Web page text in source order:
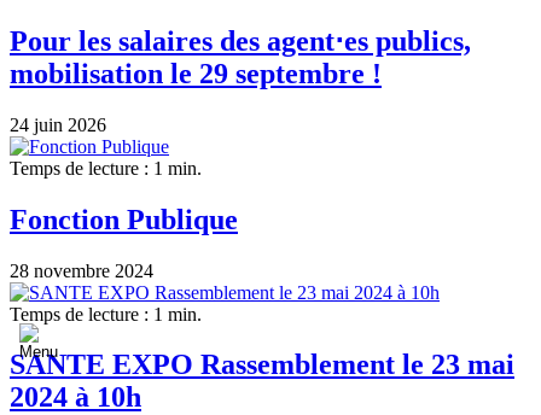
Pour les salaires des agent⋅es publics,
mobilisation le 29 septembre !
24 juin 2026
Temps de lecture : 1 min.
Fonction Publique
28 novembre 2024
Temps de lecture : 1 min.
SANTE EXPO Rassemblement le 23 mai
2024 à 10h